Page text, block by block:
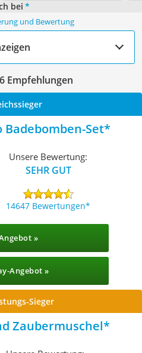
bei *
und Bewertung
Empfehlungen
Set
Unsere Bewertung:
SEHR GUT
14647 Bewertungen
»
Angebot »
Sieger
Zaubermuschel